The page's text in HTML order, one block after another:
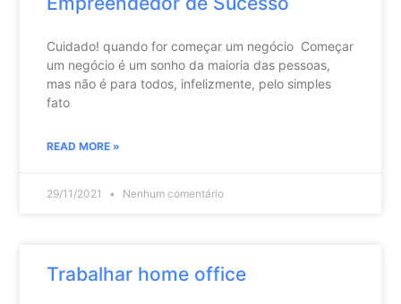
Cuidado! quando for começar um negócio Começar
um negócio é um sonho da maioria das pessoas,
mas não é para todos, infelizmente, pelo simples
fato
READ MORE »
29/11/2021 Nenhum comentário
Trabalhar home office